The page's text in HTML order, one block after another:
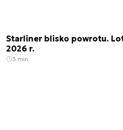
Starliner blisko powrotu.
2026 r.
3 min.